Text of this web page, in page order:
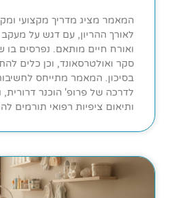
המאמר מציג מדריך מקצועי
לאורך ההריון, עם דגש על מעקב
ואורח חיים מותאם. נפרסים בו
סקר ואולטרסאונד, וכן כלים
בסיכון. המאמר מתייחס
לדרכה של פרופ' הוכנר דרורית,
ותיאום ציפיות רפואי תורמים